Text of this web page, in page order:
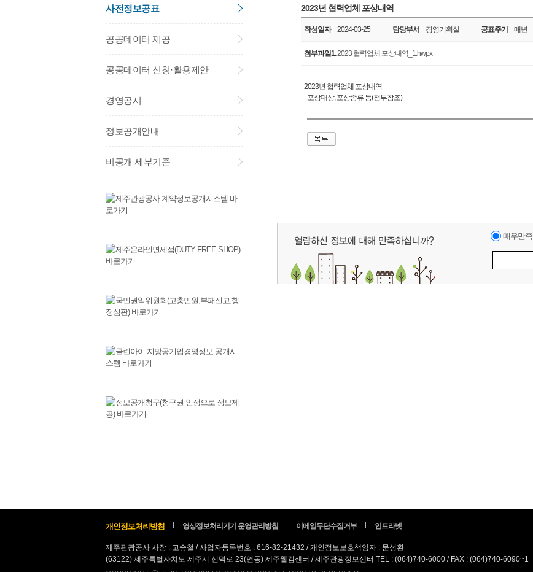
사전정보공표
공공데이터 제공
공공데이터 신청·활용제안
경영공시
정보공개안내
비공개 세부기준
2023년 협력업체 포상내역
작성일자 2024-03-25 담당부서 경영기획실 공표주기 매년
첨부파일1.2023 협력업체 포상내역_1.hwpx
2023년 협력업체 포상내역
- 포상대상, 포상종류 등(첨부참조)
매우만족
개인정보처리방침 영상정보처리기기 운영관리방침 이메일무단수집거부 인트라넷
제주관광공사 사장 : 고승철 / 사업자등록번호 : 616-82-21432 / 개인정보보호책임자 : 문성환
(63122) 제주특별자치도 제주시 선덕로 23(연동) 제주웰컴센터 / 제주관광정보센터 TEL : (064)740-6000 / FAX : (064)740-6090~1